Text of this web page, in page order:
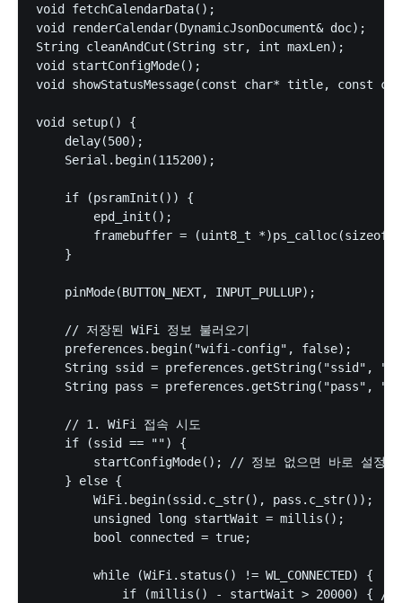
void fetchCalendarData();
void renderCalendar(DynamicJsonDocument& doc);
String cleanAndCut(String str, int maxLen);
void startConfigMode();
void showStatusMessage(const char* title, const
void setup() {
    delay(500);
    Serial.begin(115200);
    if (psramInit()) {
        epd_init();
framebuffer = (uint8_t
    }
    pinMode(BUTTON_NEXT, INPUT_PULLUP);
    // 저장된 WiFi 정보 불러오기
    preferences.begin("wifi-config", false);
String ssid = preferences.getString("ssid",
String pass = preferences.getString("pass",
    // 1. WiFi 접속 시도
    if (ssid == "") {
startConfigMode(); // 정보 없으면 바로 설정
    } else {
        WiFi.begin(ssid.c_str(), pass.c_str());
        unsigned long startWait = millis();
        bool connected = true;
        while (WiFi.status() != WL_CONNECTED) {
if (millis() - startWait > 20000) { //